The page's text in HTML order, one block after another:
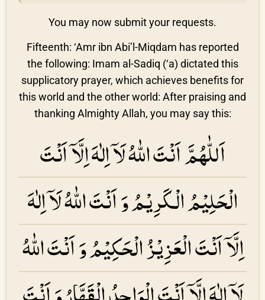
You may now submit your requests.
Fifteenth: ‘Amr ibn Abi’l-Miqdam has reported
the following: Imam al-Sadiq (‘a) dictated this
supplicatory prayer, which achieves benefits for
this world and the other world: After praising and
thanking Almighty Allah, you may say this:
اَللّٰهُمَّ اَنْتَ اللّٰهُ لَاۤ اِلٰهَ اِلَّاۤ اَنْتَ
الْحَلِيْمُ الْكَرِيْمُ وَ اَنْتَ اللّٰهُ لَاۤ اِلٰهَ
اِلَّاۤ اَنْتَ الْعَزِيْزُ الْحَكِيْمُ وَ اَنْتَ اللّٰهُ